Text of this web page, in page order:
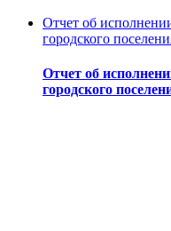
Отчет об
городского
Отчет об
городского